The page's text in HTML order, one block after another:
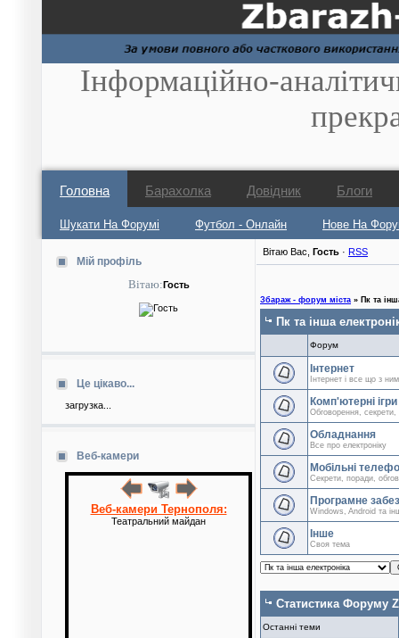
Інформаційно-
Головна
Шукати На Форумі Футбол - Онлайн Нове На
Барахолка Довідник Блоги
Мій профіль
Вітаю:Гость
Це цікаво...
загрузка...
Веб-камери
Веб-камери Тернополя:
Театральний майдан
Вітаю Вас Гость · RSS
Збараж - форум міста » Пк та
Пк та інша
Форум
Інтернет
Інтернет і все що з
Комп'ютерні ігри
Обговорення, секрети,
Обладнання
Все про електроніку
Мобільні
Секрети, поради,
Програмне
Windows, Android та
Інше
Своя тема
Статистика Форуму
Останні теми